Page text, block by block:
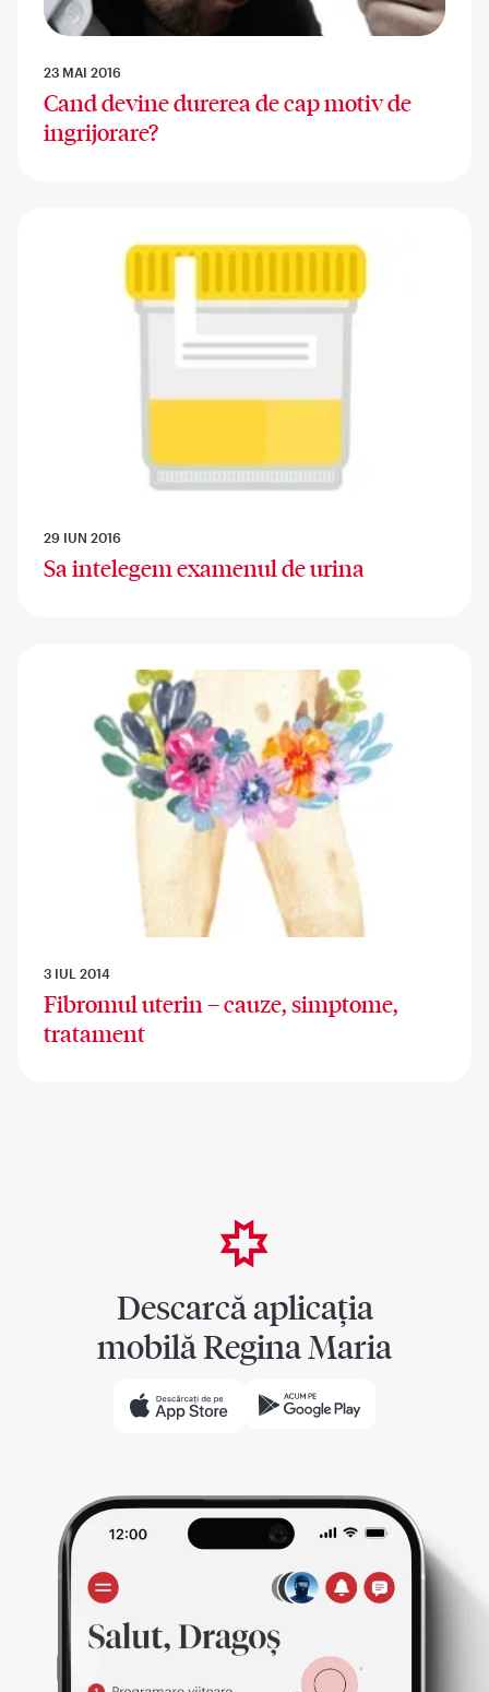
23 MAI 2016
Cand devine durerea de cap motiv de
ingrijorare?
29 IUN 2016
Sa intelegem examenul de urina
3 IUL 2014
Fibromul uterin – cauze, simptome,
tratament
Descarcă aplicația
mobilă Regina Maria